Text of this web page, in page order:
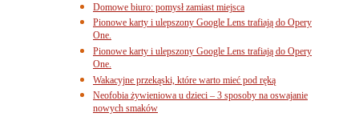
Domowe biuro: pomysł zamiast miejsca
Pionowe karty i ulepszony Google Lens trafiają do Opery
One.
Pionowe karty i ulepszony Google Lens trafiają do Opery
One.
Wakacyjne przekąski, które warto mieć pod ręką
Neofobia żywieniowa u dzieci – 3 sposoby na oswajanie
nowych smaków